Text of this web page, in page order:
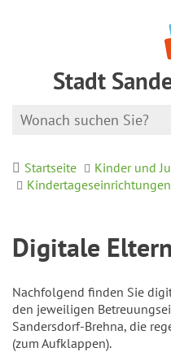
Stadt
Startseite
Kinder und
Kindertageseinrichtungen
Digitale
Nachfolgend finden Sie
den jeweiligen
Sandersdorf-Brehna, die
(zum Aufklappen).